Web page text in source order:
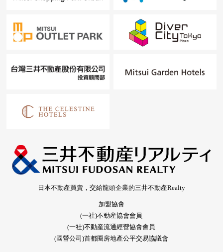
日本不動產買賣，交給龍頭企業的三井不動產Realty
加盟協會
(一社)不動産協會會員
(一社)不動産流通經營協會會員
(國營公司)首都圈房地產公平交易協議會